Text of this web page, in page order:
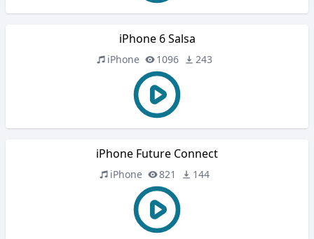
iPhone 6 Salsa
iPhone 1096 243
iPhone Future Connect
iPhone 821 144